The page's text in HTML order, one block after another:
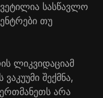
სასწავლო
თუ
ლიკვიდაციამ
შექმნა,
არა